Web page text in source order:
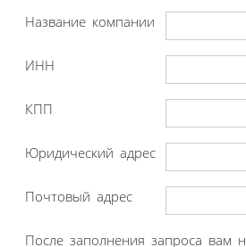
Название компании
ИНН
КПП
Юридический адрес
Почтовый адрес
После заполнения запроса вам